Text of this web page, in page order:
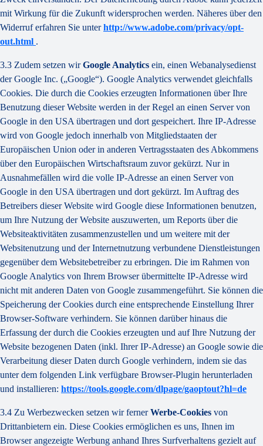
mit Wirkung für die Zukunft widersprochen werden. Näheres über den
Widerruf erfahren Sie unterhttp://www.adobe.com/privacy/opt-
out.html .
3.3 Zudem setzen wirGoogle Analytics ein, einen Webanalysedienst
der Google Inc. („Google“). Google Analytics verwendet gleichfalls
Cookies. Die durch die Cookies erzeugten Informationen über Ihre
Benutzung dieser Website werden in der Regel an einen Server von
Google in den USA übertragen und dort gespeichert. Ihre IP-Adresse
wird von Google jedoch innerhalb von Mitgliedstaaten der
Europäischen Union oder in anderen Vertragsstaaten des Abkommens
über den Europäischen Wirtschaftsraum zuvor gekürzt. Nur in
Ausnahmefällen wird die volle IP-Adresse an einen Server von
Google in den USA übertragen und dort gekürzt. Im Auftrag des
Betreibers dieser Website wird Google diese Informationen benutzen,
um Ihre Nutzung der Website auszuwerten, um Reports über die
Websiteaktivitäten zusammenzustellen und um weitere mit der
Websitenutzung und der Internetnutzung verbundene Dienstleistungen
gegenüber dem Websitebetreiber zu erbringen. Die im Rahmen von
Google Analytics von Ihrem Browser übermittelte IP-Adresse wird
nicht mit anderen Daten von Google zusammengeführt. Sie können die
Speicherung der Cookies durch eine entsprechende Einstellung Ihrer
Browser-Software verhindern. Sie können darüber hinaus die
Erfassung der durch die Cookies erzeugten und auf Ihre Nutzung der
Website bezogenen Daten (inkl. Ihrer IP-Adresse) an Google sowie die
Verarbeitung dieser Daten durch Google verhindern, indem sie das
unter dem folgenden Link verfügbare Browser-Plugin herunterladen
und installieren: https://tools.google.com/dlpage/gaoptout?hl=de
3.4 Zu Werbezwecken setzen wir fernerWerbe-Cookies von
Drittanbietern ein. Diese Cookies ermöglichen es uns, Ihnen im
Browser angezeigte Werbung anhand Ihres Surfverhaltens gezielt auf